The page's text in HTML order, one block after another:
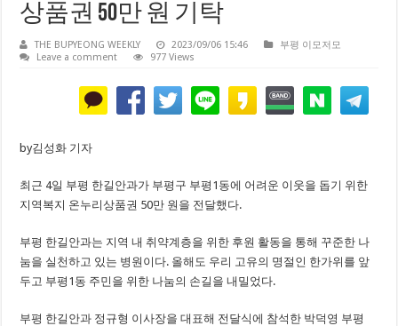
상품권 50만 원 기탁
THE BUPYEONG WEEKLY 2023/09/06 15:46
부평 이모저모
Leave a comment
977 Views
by김성화 기자
최근 4일 부평 한길안과가 부평구 부평1동에 어려운 이웃을 돕기 위한
지역복지 온누리상품권 50만 원을 전달했다.
부평 한길안과는 지역 내 취약계층을 위한 후원 활동을 통해 꾸준한 나
눔을 실천하고 있는 병원이다. 올해도 우리 고유의 명절인 한가위를 앞
두고 부평1동 주민을 위한 나눔의 손길을 내밀었다.
부평 한길안과 정규형 이사장을 대표해 전달식에 참석한 박덕영 부평